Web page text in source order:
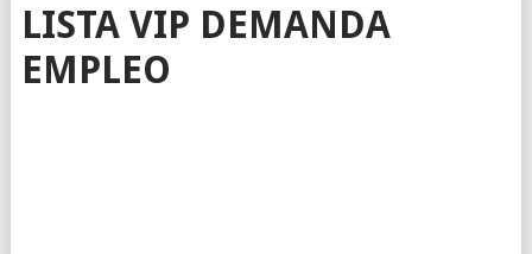
LISTA VIP DEMANDA
EMPLEO